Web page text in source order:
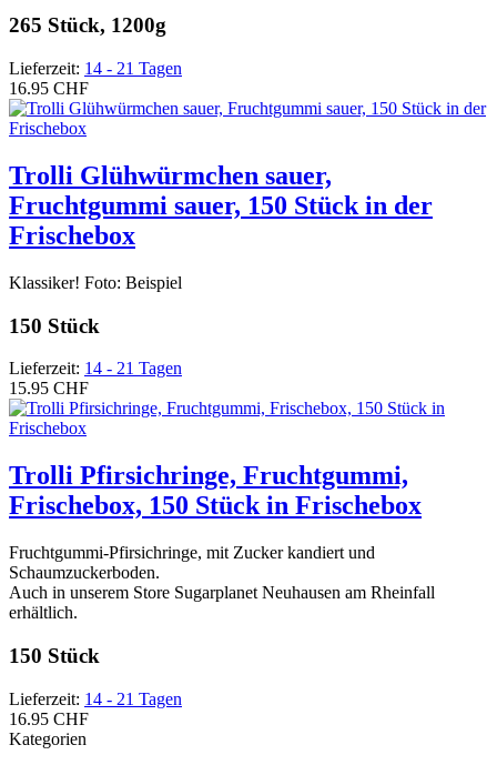
265 Stück, 1200g
Lieferzeit: 14 - 21 Tagen
16.95 CHF
Trolli Glühwürmchen sauer,
Fruchtgummi sauer, 150 Stück in der
Frischebox
Klassiker! Foto: Beispiel
150 Stück
Lieferzeit: 14 - 21 Tagen
15.95 CHF
Trolli Pfirsichringe, Fruchtgummi,
Frischebox, 150 Stück in Frischebox
Fruchtgummi-Pfirsichringe, mit Zucker kandiert und
Schaumzuckerboden.
Auch in unserem Store Sugarplanet Neuhausen am Rheinfall
erhältlich.
150 Stück
Lieferzeit: 14 - 21 Tagen
16.95 CHF
Kategorien